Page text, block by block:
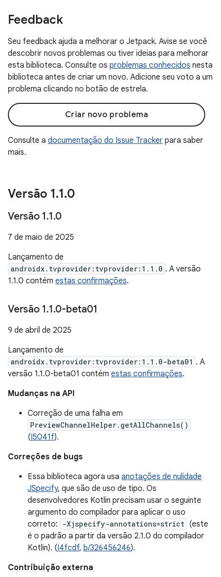
Feedback
Seu feedback ajuda a melhorar o Jetpack. Avise se você
descobrir novos problemas ou tiver ideias para melhorar
esta biblioteca. Consulte os problemas conhecidos nesta
biblioteca antes de criar um novo. Adicione seu voto a um
problema clicando no botão de estrela.
Criar novo problema
Consulte a documentação do Issue Tracker para saber
mais.
Versão 1.1.0
Versão 1.1.0
7 de maio de 2025
Lançamento de
androidx.tvprovider:tvprovider:1.1.0 . A versão
1.1.0 contém estas confirmações.
Versão 1.1.0-beta01
9 de abril de 2025
Lançamento de
androidx.tvprovider:tvprovider:1.1.0-beta01 . A
versão 1.1.0-beta01 contém estas confirmações.
Mudanças na API
Correção de uma falha em
PreviewChannelHelper.getAllChannels()
(I5041f).
Correções de bugs
Essa biblioteca agora usa anotações de nulidade
JSpecify, que são de uso de tipo. Os
desenvolvedores Kotlin precisam usar o seguinte
argumento do compilador para aplicar o uso
correto:
-Xjspecify-annotations=strict (este
é o padrão a partir da versão 2.1.0 do compilador
Kotlin). (I4fcdf, b/326456246).
Contribuição externa